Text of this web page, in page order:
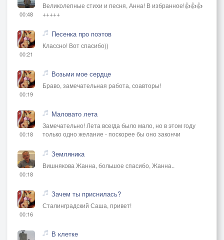
00:48
Великолепные стихи и песня, Анна! В избранное!👍👍👍
+++++
00:21
Песенка про поэтов
Классно! Вот спасибо))
00:19
Возьми мое сердце
Браво, замечательная работа, соавторы!
00:18
Маловато лета
Замечательно! Лета всегда было мало, но в этом году
только одно желание - поскорее бы оно закончи
00:18
Земляника
Вишнякова Жанна, большое спасибо, Жанна..
00:16
Зачем ты приснилась?
Сталинградский Саша, привет!
В клетке